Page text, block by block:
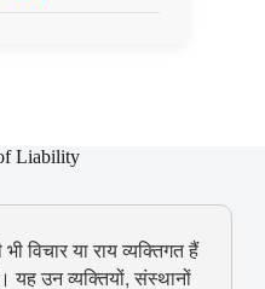
Liability
विचार या राय व्यक्तिगत हैं
उन व्यक्तियों, संस्थानों